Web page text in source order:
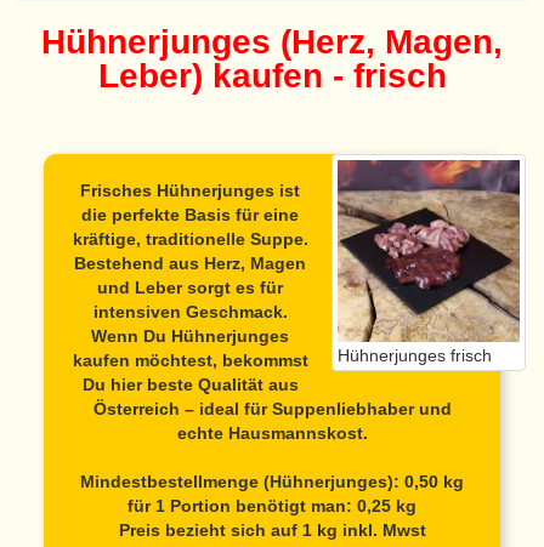
Hühnerjunges (Herz, Magen,
Leber) kaufen - frisch
Hühnerjunges frisch
Frisches Hühnerjunges ist
die perfekte Basis für eine
kräftige, traditionelle Suppe.
Bestehend aus Herz, Magen
und Leber sorgt es für
intensiven Geschmack.
Wenn Du Hühnerjunges
kaufen möchtest, bekommst
Du hier beste Qualität aus
Österreich – ideal für Suppenliebhaber und
echte Hausmannskost.
Mindestbestellmenge (Hühnerjunges): 0,50 kg
für 1 Portion benötigt man: 0,25 kg
Preis bezieht sich auf 1 kg inkl. Mwst